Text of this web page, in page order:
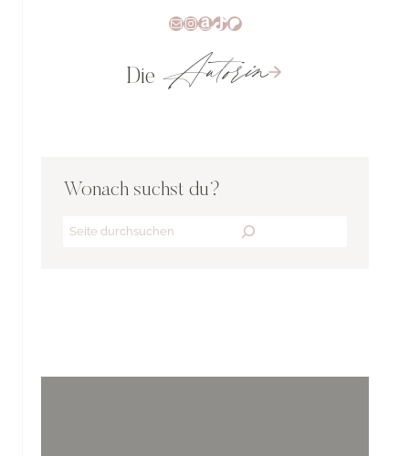
E-MailInstagram
Amazon
TikTok
Patreon
Die Autorin
Wonach suchst du?
Search